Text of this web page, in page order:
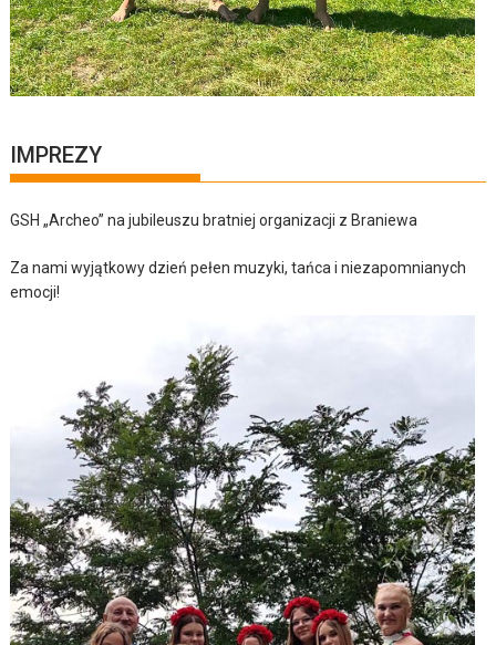
IMPREZY
GSH „Archeo” na jubileuszu bratniej organizacji z Braniewa
Za nami wyjątkowy dzień pełen muzyki, tańca i niezapomnianych
emocji!